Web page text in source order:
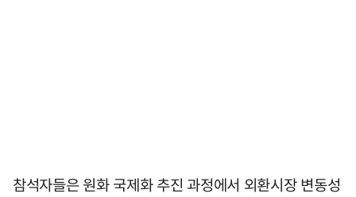
참석자들은 원화 국제화 추진 과정에서 외환시장 변동성